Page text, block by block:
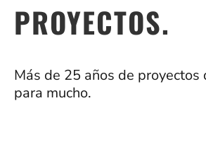
PROYECTOS.
Más de 25 años de
para mucho.